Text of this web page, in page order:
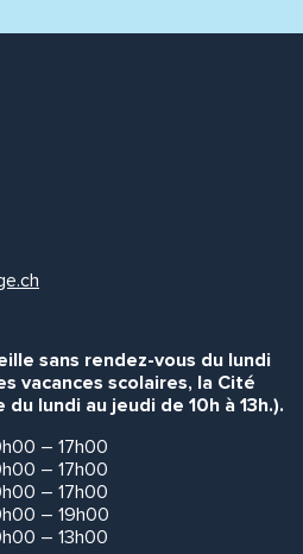
sans rendez-vous du lundi
vacances scolaires, la Cité
lundi au jeudi de 10h à 13h.).
– 17h00
– 17h00
– 17h00
– 19h00
– 13h00